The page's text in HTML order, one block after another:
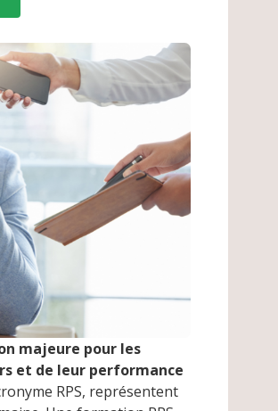
majeure pour les
et de leur performance
RPS, représentent